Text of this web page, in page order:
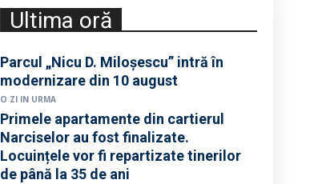
Ultima oră
Parcul „Nicu D. Miloșescu” intră în
modernizare din 10 august
O ZI IN URMA
Primele apartamente din cartierul
Narciselor au fost finalizate.
Locuințele vor fi repartizate tinerilor
de până la 35 de ani